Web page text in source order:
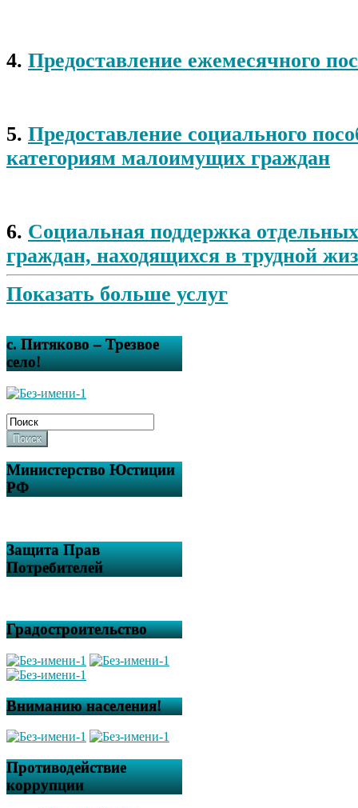
4. Предоставление ежемесячного
5. Предоставление социального
категориям малоимущих граждан
6. Социальная поддержка
граждан, находящихся в трудной
Показать больше услуг
с. Питяково – Трезвое
село!
Поиск
Министерство Юстиции
РФ
Защита Прав
Потребителей
Градостроительство
Вниманию населения!
Противодействие
коррупции